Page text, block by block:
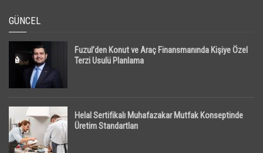
GÜNCEL
Fuzul’den Konut ve Araç Finansmanında Kişiye Özel
Terzi Usulü Planlama
Helal Sertifikalı Muhafazakar Mutfak Konseptinde
Üretim Standartları